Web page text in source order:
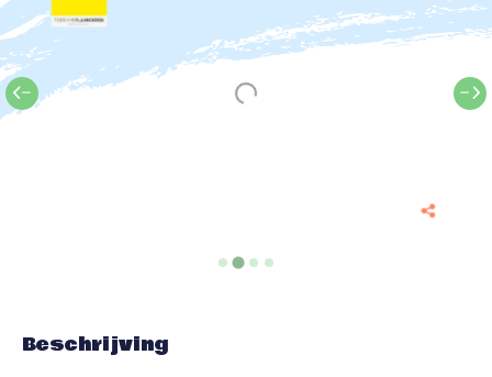
Beschrijving